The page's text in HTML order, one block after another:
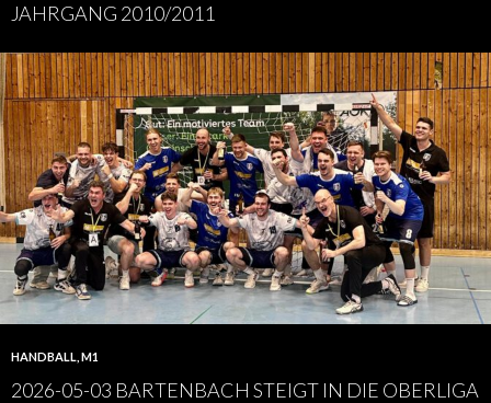
JAHRGANG 2010/2011
HANDBALL M1
2026-05-03 BARTENBACH STEIGT IN DIE OBERLIGA